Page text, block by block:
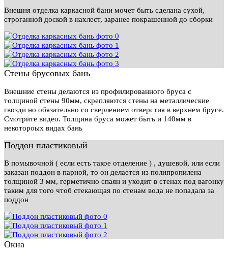
Внешня отделка каркасной бани мочет быть сделана сухой,
строганной доской в нахлест, заранее покрашенной до сборки
Стены брусовых бань
Внешние стены делаются из профилированного бруса с
толщиной стены 90мм, скрепляются стены на металлические
гвозди но обязательно со сверлением отверстия в верхнем брусе.
Смотрите видео. Толщина бруса может быть и 140мм в
некотороых видах бань
Поддон пластиковый
В помывочной ( если есть такое отделение ) , душевой, или если
заказан поддон в парной, то он делается из полипропилена
толщиной 3 мм, герметично спаян и уходит в стенах под вагонку
таким для того чтоб стекающая по стенам вода не попадала за
поддон
Окна